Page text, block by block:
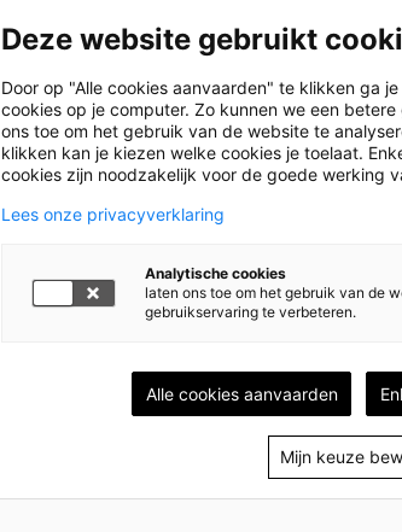
Deze website gebruikt
Door op "Alle cookies aanvaarden" te klikken ga
cookies op je computer. Zo kunnen we een
ons toe om het gebruik van de website te
klikken kan je kiezen welke cookies je toelaat.
cookies zijn noodzakelijk voor de goede werking
Lees onze privacyverklaring
Analytische cookies
laten ons toe om het gebruik van de
gebruikservaring te verbeteren.
Alle cookies aanvaarden
Mijn keuze